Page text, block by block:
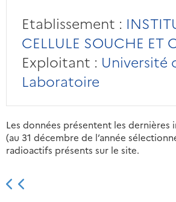
Etablissement :
CELLULE SOUCHE ET
Exploitant : Université
Laboratoire
Les données présentent les dernières
(au 31 décembre de l’année
radioactifs présents sur le site.